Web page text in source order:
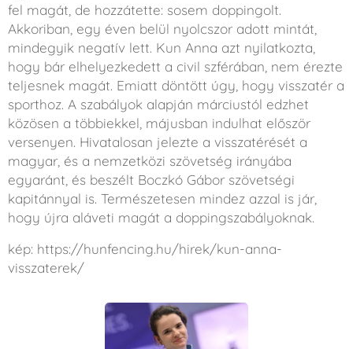
fel magát, de hozzátette: sosem doppingolt.
Akkoriban, egy éven belül nyolcszor adott mintát,
mindegyik negatív lett. Kun Anna azt nyilatkozta,
hogy bár elhelyezkedett a civil szférában, nem érezte
teljesnek magát. Emiatt döntött úgy, hogy visszatér a
sporthoz. A szabályok alapján márciustól edzhet
közösen a többiekkel, májusban indulhat először
versenyen. Hivatalosan jelezte a visszatérését a
magyar, és a nemzetközi szövetség irányába
egyaránt, és beszélt Boczkó Gábor szövetségi
kapitánnyal is. Természetesen mindez azzal is jár,
hogy újra aláveti magát a doppingszabályoknak.
kép: https://hunfencing.hu/hirek/kun-anna-
visszaterek/